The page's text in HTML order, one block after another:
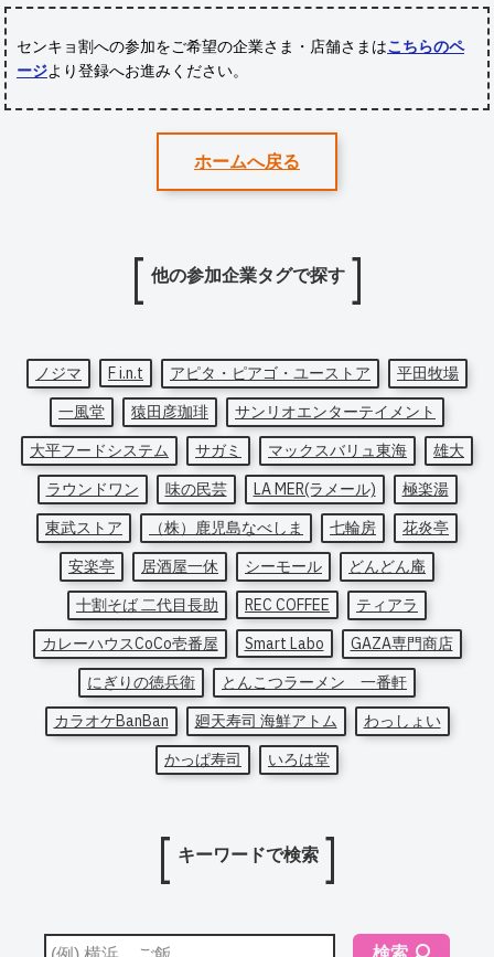
センキョ割への参加をご希望の企業さま・店舗さまはこちらのペ
ージより登録へお進みください。
ホームへ戻る
他の参加企業タグで探す
ノジマ F i.n.t アピタ・ピアゴ・ユーストア
平田牧場
一風堂
猿田彦珈琲
サンリオエンターテイメント
大平フードシステム
サガミ マックスバリュ東海
雄大
ラウンドワン
味の民芸 LA MER(ラメール)
極楽湯
東武ストア
（株）鹿児島なべしま 七輪房
花炎亭
安楽亭
居酒屋一休 シーモール
どんどん庵
十割そば 二代目長助
REC COFFEE
ティアラ
カレーハウスCoCo壱番屋
Smart Labo
GAZA専門商店
にぎりの徳兵衛
とんこつラーメン 一番軒
カラオケBanBan
廻天寿司 海鮮アトム
わっしょい
かっぱ寿司
いろは堂
キーワードで検索